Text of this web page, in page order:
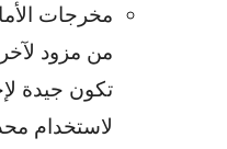
مخرجات
من مزود
تكون جيدة
لاستخدام